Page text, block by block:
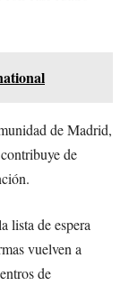
de Madrid,
de
lista de espera
vuelven a
de